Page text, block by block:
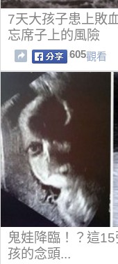
7天大孩子患上敗
忘席子上的風險
605觀看
鬼娃降臨！？這
孩的念頭...